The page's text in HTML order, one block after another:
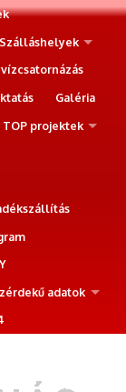
Szálláshelyek
Galéria
TOP projektek
adatok